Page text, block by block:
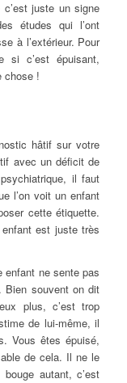
juste un signe
études qui l’ont
à l’extérieur. Pour
si c’est épuisant,
chose !
hâtif sur votre
avec un déficit de
il faut
l’on voit un enfant
cette étiquette.
est juste très
enfant ne sente pas
Bien souvent on dit
plus, c’est trop
de lui-même, il
Vous êtes épuisé,
de cela. Il ne le
autant, c’est